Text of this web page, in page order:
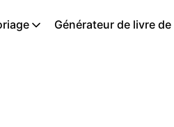
Générateur de livre